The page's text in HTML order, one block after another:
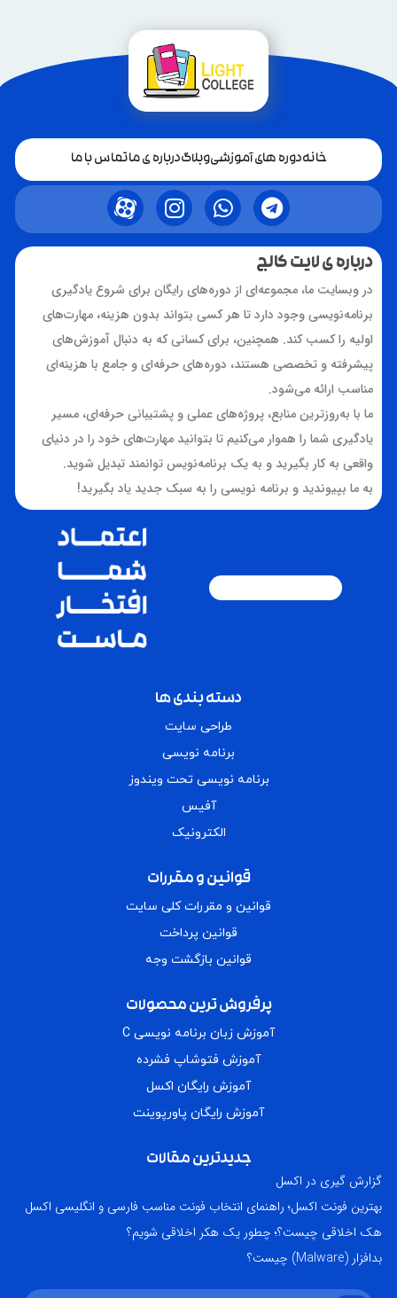
از طریق این آموزش می توانید روش های مختلف نصب
افزونه در وردپرس را به صورت کاملا رایگان مشاهده کنید.
2
67%
تخفیف
آموزش فتوشاپ فشرده؛ مناسب افراد مبتدی برای
یادگیری از پایه
با دوره فتوشاپ مقدماتی، بدون هیچ پیش‌نیازی وارد
دنیای طراحی شوید و در کوتاه‌ترین زمان یاد بگیرید
دوره مخصوص افرادی است که می‌خواهند از صفر
فتوشاپ را یاد بگیرند و خیلی زود وارد بازار کار شوند.
1,190,000
خانهدوره های آموزشیوبلاگدرباره ی ماتماس با ما
درباره ی لایت کالج
در وبسایت ما، مجموعه‌ای از دوره‌های رایگان برای شروع یادگیری
برنامه‌نویسی وجود دارد تا هر کسی بتواند بدون هزینه، مهارت‌های
اولیه را کسب کند. همچنین، برای کسانی که به دنبال آموزش‌های
پیشرفته و تخصصی هستند، دوره‌های حرفه‌ای و جامع با هزینه‌ای
مناسب ارائه می‌شود.
ما با به‌روزترین منابع، پروژه‌های عملی و پشتیبانی حرفه‌ای، مسیر
یادگیری شما را هموار می‌کنیم تا بتوانید مهارت‌های خود را در دنیای
واقعی به کار بگیرید و به یک برنامه‌نویس توانمند تبدیل شوید.
به ما بپیوندید و برنامه نویسی را به سبک جدید یاد بگیرید!
دسته بندی ها
طراحی سایت
برنامه نویسی
برنامه نویسی تحت ویندوز
آفیس
الکترونیک
قوانین و مقررات
قوانین و مقررات کلی سایت
قوانین پرداخت
قوانین بازگشت وجه
پرفروش ترین محصولات
آموزش زبان برنامه نویسی C
آموزش فتوشاپ فشرده
آموزش رایگان اکسل
آموزش رایگان پاورپوینت
جدیدترین مقالات
گزارش گیری در اکسل
بهترین فونت اکسل؛ راهنمای انتخاب فونت مناسب فارسی و انگلیسی اکسل
هک اخلاقی چیست؟؛ چطور یک هکر اخلاقی شویم؟
بدافزار (Malware) چیست؟